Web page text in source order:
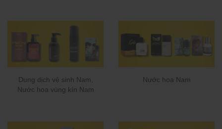
Dung dịch vệ sinh Nam,
Nước hoa vùng kín Nam
Nước hoa Nam